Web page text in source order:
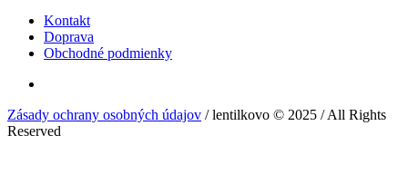
Kontakt
Doprava
Obchodné podmienky
Zásady ochrany osobných údajov / lentilkovo © 2025 / All Rights
Reserved